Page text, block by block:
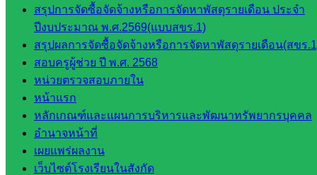
สรุปการจัดซื้อจัดจ้างหรือการจัดหาพัสดุรายเดือน ประจำ
ปีงบประมาณ พ.ศ.2569(แบบสขร.1)
สรุปผลการจัดซื้อจัดจ้างหรือการจัดหาพัสดุรายเดือน(สขร
สอบครูผู้ช่วย ปี พ.ศ. 2568
หน่วยตรวจสอบภายใน
หน้าแรก
หลักเกณฑ์และแผนการบริหารและพัฒนาทรัพยากรบุคคล
อำนาจหน้าที่
เผยแพร่ผลงาน
เว็บไซต์โรงเรียนในสังกัด
เสริมการ
จัดการ
ศึกษา
กลุ่ม
บริหาร
งาน
บุคคล
กลุ่ม
พัฒนาครู
และบุ